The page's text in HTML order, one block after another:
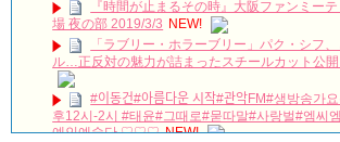
『時間が止まるその時』大阪ファンミー
場 夜の部 2019/3/3 NEW!
「ラブリー・ホラーブリー」パク・シフ
ル…正反対の魅力が詰まったスチールカット公
#이동건#아름다운 시작#관악FM#생
후12시-2시 #태윤#그때로#묻따말#사랑벌#엠씨
예인예술단 ♡♡♡ NEW!